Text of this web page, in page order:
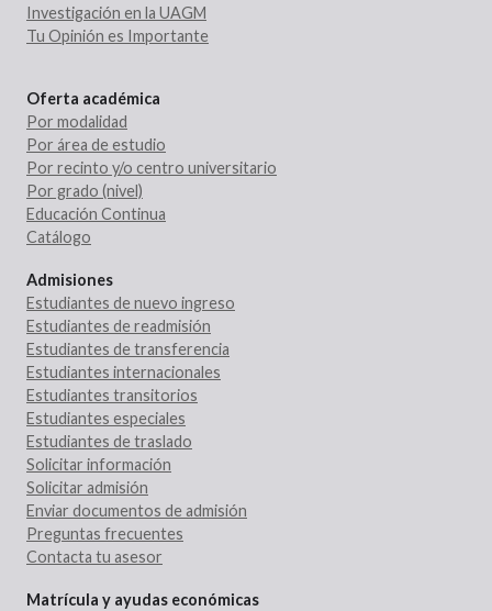
Investigación en la UAGM
Tu Opinión es Importante
Oferta académica
Por modalidad
Por área de estudio
Por recinto y/o centro universitario
Por grado (nivel)
Educación Continua
Catálogo
Admisiones
Estudiantes de nuevo ingreso
Estudiantes de readmisión
Estudiantes de transferencia
Estudiantes internacionales
Estudiantes transitorios
Estudiantes especiales
Estudiantes de traslado
Solicitar información
Solicitar admisión
Enviar documentos de admisión
Preguntas frecuentes
Contacta tu asesor
Matrícula y ayudas económicas